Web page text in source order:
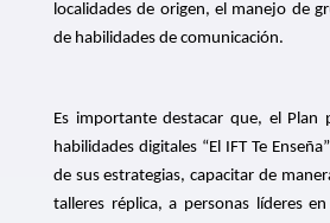
localidades de origen, el manejo de
de habilidades de comunicación.
Es importante destacar que, el Plan
habilidades digitales “El IFT Te Enseña”
de sus estrategias, capacitar de
talleres réplica, a personas líderes